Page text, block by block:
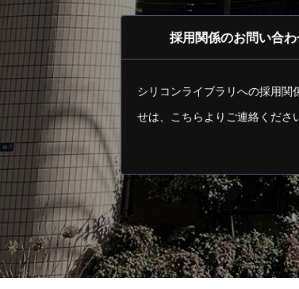
採用関係のお問い合わ
シリコンライブラリへの採用関
せは、
こちらよりご連絡くださ